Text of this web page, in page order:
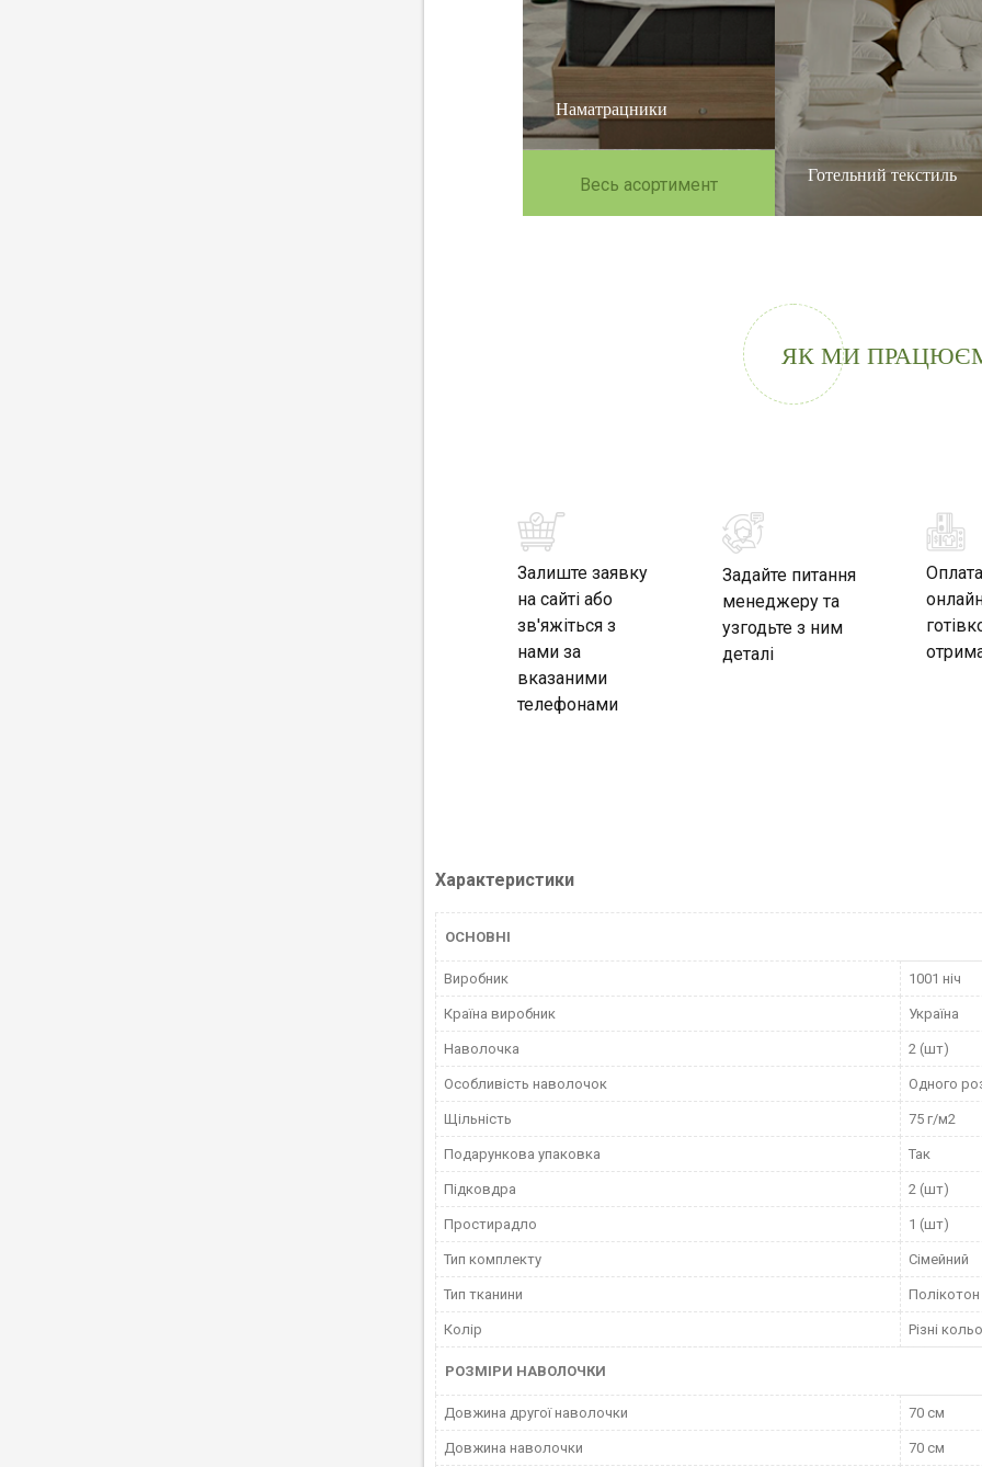
Наматрацники
Весь асортимент Готельний текстиль
ЯК МИ
Залиште заявку
на сайті або
зв'яжіться з
нами за
вказаними
телефонами
Задайте питання
менеджеру та
узгодьте з ним
деталі
Характеристики
ОСНОВНІ
Виробник 1001 ніч
Країна виробник Україна
Наволочка 2 (шт)
Особливість наволочок Одного
Щільність 75 г/м2
Подарункова упаковка Так
Підковдра 2 (шт)
Простирадло 1 (шт)
Тип комплекту Сімейний
Тип тканини Полікотон
Колір Різні
РОЗМІРИ НАВОЛОЧКИ
Довжина другої наволочки 70 см
Довжина наволочки 70 см